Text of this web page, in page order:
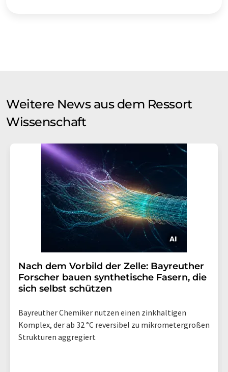
Weitere News aus dem Ressort
Wissenschaft
Nach dem Vorbild der Zelle: Bayreuther
Forscher bauen synthetische Fasern, die
sich selbst schützen
Bayreuther Chemiker nutzen einen zinkhaltigen
Komplex, der ab 32 °C reversibel zu mikrometergroßen
Strukturen aggregiert